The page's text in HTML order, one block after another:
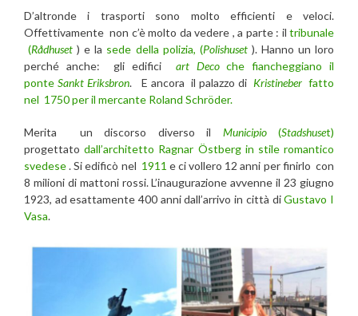
D’altronde i trasporti sono molto efficienti e veloci.
Offettivamente non c’è molto da vedere , a parte : il tribunale
(Rådhuset ) e la sede della polizia, (Polishuset). Hanno un loro
perché anche: gli edifici
art Deco che fiancheggiano il
ponte Sankt Eriksbron. E ancora il palazzo di Kristineber fatto
nel 1750 per il mercante Roland Schröder.
Merita un discorso diverso il Municipio(Stadshuset)
progettatodall’architetto Ragnar Östberg in stile romantico
svedese. Si edificò nel 1911 e ci vollero 12 anni per finirlo con
8 milioni di mattoni rossi. L’inaugurazione avvenne il 23 giugno
1923, ad esattamente 400 anni dall’arrivo in città diGustavo I
Vasa.